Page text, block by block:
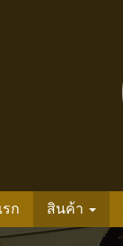
ก สินค้า